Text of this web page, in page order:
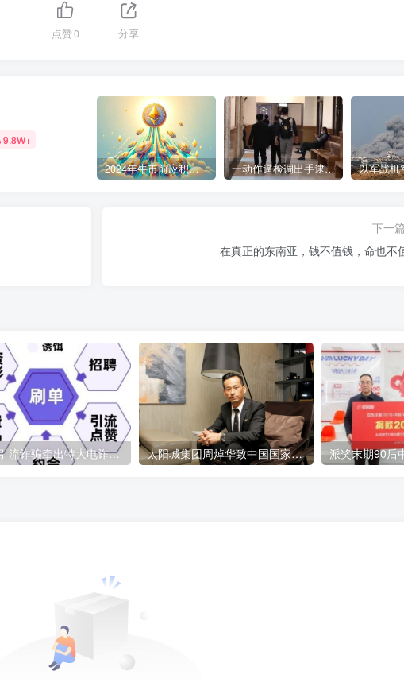
点赞0 分享
9.8W+
2024年牛市前应积累的9种加密货币 一动作逼检调出手逮人 陈盈助暴富史起底
下一
在真正的东南亚，钱不值钱，命也不
短视频引流诈骗牵出特大电诈案 涉案金额6000余万元 太阳城集团周焯华致中国国家主席习近平的公开信